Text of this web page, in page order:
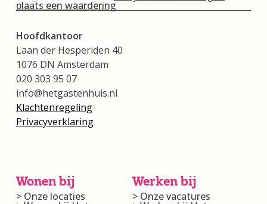
plaats een waardering
Hoofdkantoor
Laan der Hesperiden 40
1076 DN Amsterdam
020 303 95 07
info@hetgastenhuis.nl
Klachtenregeling
Privacyverklaring
Wonen bij
> Onze locaties
Werken bij
> Onze vacatures